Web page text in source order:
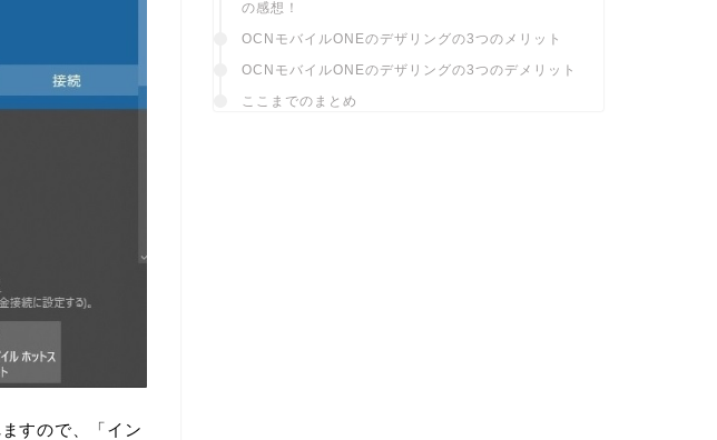
すので、「イン
の感想！
OCNモバイルONEのデザリングの3つのメリット
OCNモバイルONEのデザリングの3つのデメリット
ここまでのまとめ